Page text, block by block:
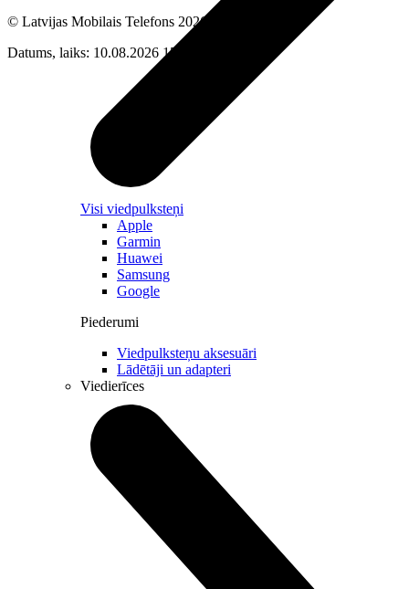
Visi viedpulksteņi
Apple
Garmin
Huawei
Samsung
Google
Piederumi
Viedpulksteņu aksesuāri
Lādētāji un adapteri
Viedierīces
© Latvijas Mobilais Telefons 2026
Datums, laiks: 10.08.2026 15:06